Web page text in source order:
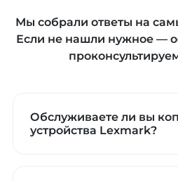
Мы собрали ответы на
Если не нашли нужное —
Обслуживаете ли вы
устройства Lexmark?